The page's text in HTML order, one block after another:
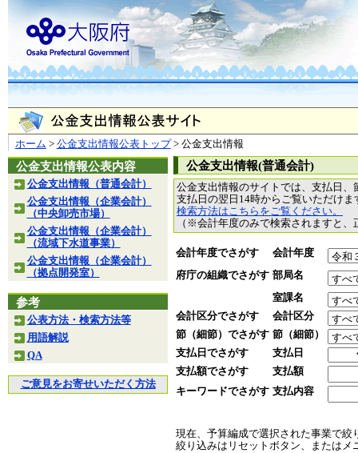
ホーム > 公金支出情報公表トップ> 公金支出情報
公金支出情報公表内容
公金支出情報（普通会計）
公金支出情報（企業会計）
（中央卸売市場）
公金支出情報（企業会計）
（流域下水道事業）
公金支出情報（企業会計）
（拠点開発室）
参考
公表方法・検索方法等
用語解説
QA
ご意見をお寄せいただく方法
公金支出情報(普通会計)
公金支出情報のサイトでは、支払日
支払日の翌日14時からご覧いただけ
検索方法はこちらをご覧ください。
（※会計年度のみで検索されますと
会計年度でさがす
会計年度
府庁の組織でさがす 部局名
室課名
会計区分でさがす
会計区分
節（細節）でさがす 節（細節）
支払日でさがす
支払日
支払額でさがす
支払額
キーワードでさがす 支払内容
現在、予算編成で選択された事業で絞
絞り込みはリセットボタン、または